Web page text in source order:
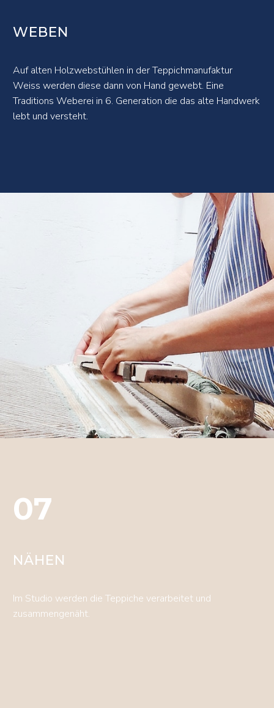
WEBEN
Auf alten Holzwebstühlen in der Teppichmanufaktur
Weiss werden diese dann von Hand gewebt. Eine
Traditions Weberei in 6. Generation die das alte Handwerk
lebt und versteht.
07
NÄHEN
Im Studio werden die Teppiche verarbeitet und
zusammengenäht.